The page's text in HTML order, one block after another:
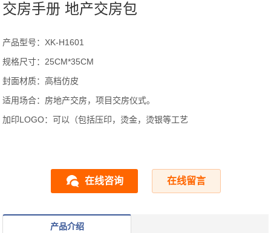
交房手册 地产交房包
产品型号：XK-H1601
规格尺寸：25CM*35CM
封面材质：高档仿皮
适用场合：房地产交房，项目交房仪式。
加印LOGO：可以（包括压印，烫金，烫银等工艺
在线咨询 在线留言
产品介绍